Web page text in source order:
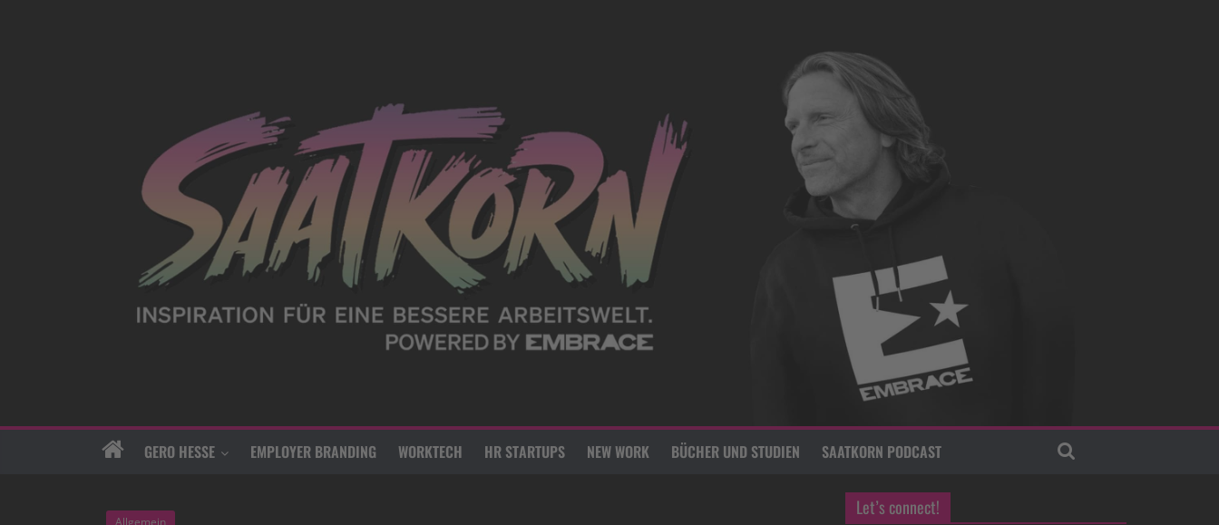
GERO HESSE EMPLOYER BRANDING WORKTECH HR STARTUPS NEW WORK BÜCHER UND STUDIEN SAATKORN PODCAST
Let’s connect!